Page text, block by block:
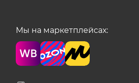
Мы на маркетплейсах: